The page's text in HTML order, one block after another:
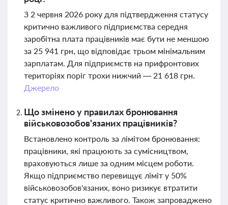
З 2 червня 2026 року для підтвердження статусу
критично важливого підприємства середня
заробітна плата працівників має бути не меншою
за 25 941 грн, що відповідає трьом мінімальним
зарплатам. Для підприємств на прифронтових
територіях поріг трохи нижчий — 21 618 грн.
Джерело
Що змінено у правилах бронювання
військовозобов'язаних працівників?
Встановлено контроль за лімітом бронювання:
працівники, які працюють за сумісництвом,
враховуються лише за одним місцем роботи.
Якщо підприємство перевищує ліміт у 50%
військовозобов'язаних, воно ризикує втратити
статус критично важливого. Також запроваджено